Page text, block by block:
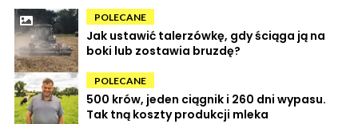
POLECANE
Jak ustawić talerzówkę, gdy ściąga ją na
boki lub zostawia bruzdę?
POLECANE
500 krów, jeden ciągnik i 260 dni wypasu.
Tak tną koszty produkcji mleka